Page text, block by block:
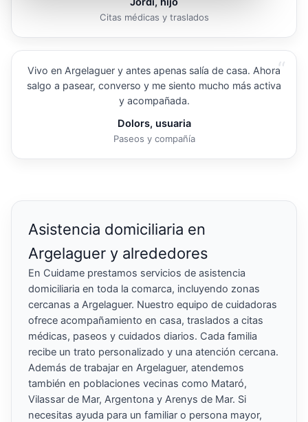
Citas médicas y traslados
“
Vivo en Argelaguer y antes apenas salía de casa. Ahora
salgo a pasear, converso y me siento mucho más activa
y acompañada.
Dolors, usuaria
Paseos y compañía
Asistencia domiciliaria en
Argelaguer y alrededores
En Cuidame prestamos servicios de asistencia
domiciliaria en toda la comarca, incluyendo zonas
cercanas a Argelaguer. Nuestro equipo de cuidadoras
ofrece acompañamiento en casa, traslados a citas
médicas, paseos y cuidados diarios. Cada familia
recibe un trato personalizado y una atención cercana.
Además de trabajar en Argelaguer, atendemos
también en poblaciones vecinas como Mataró,
Vilassar de Mar, Argentona y Arenys de Mar. Si
necesitas ayuda para un familiar o persona mayor,